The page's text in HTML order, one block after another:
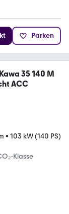
Parken
35 140 M
ACC
• 103 kW (140 PS)
Klasse